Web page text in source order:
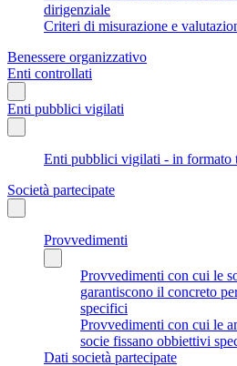
dirigenziale
Criteri di misurazione e
Benessere organizzativo
Enti controllati
Enti pubblici vigilati
Enti pubblici vigilati - in formato
Società partecipate
Provvedimenti
Provvedimenti con cui le
garantiscono il concreto
specifici
Provvedimenti con cui le
socie fissano obbiettivi
Dati società partecipate